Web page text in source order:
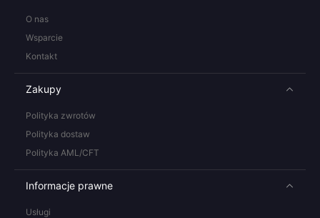
O nas
Wsparcie
Kontakt
Zakupy
Polityka zwrotów
Polityka dostaw
Polityka AML/CFT
Informacje prawne
Usługi